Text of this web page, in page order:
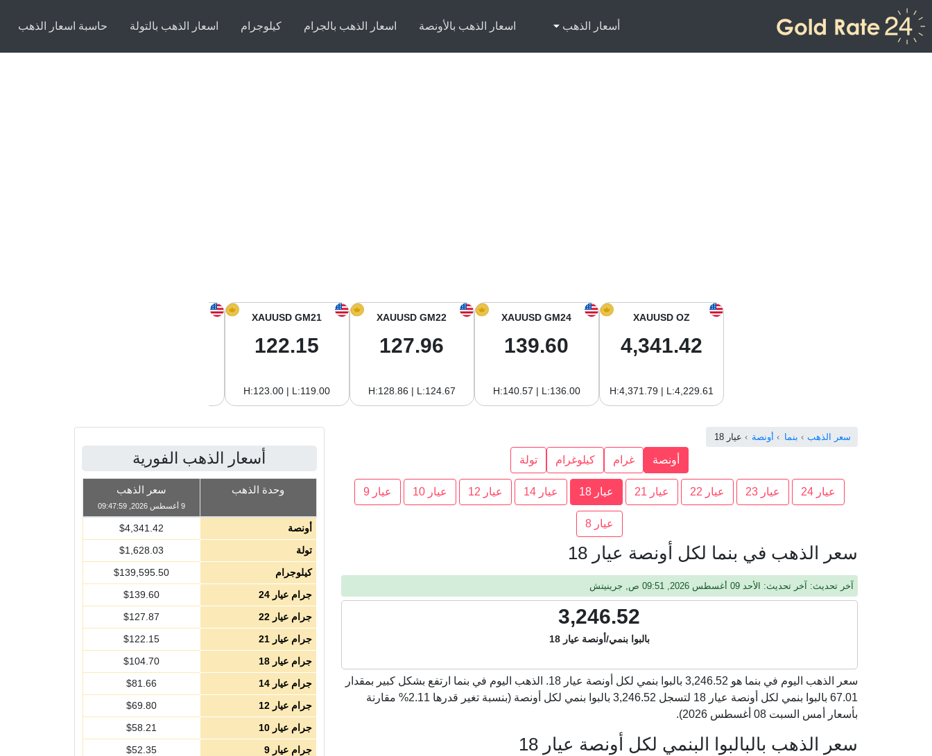
أسعار الذهب اسعار الذهب بالأونصة اسعار الذهب بالجرام كيلوجرام اسعار الذهب بالتولة حاسبة اسعار الذهب
XAUUSD OZ
4,341.42
H:4,371.79 | L:4,229.61
XAUUSD GM24
139.60
H:140.57 | L:136.00
XAUUSD GM22
127.96
H:128.86 | L:124.67
XAUUSD GM21
122.15
H:123.00 | L:119.00
سعر الذهب بنما أونصة عيار 18
أونصة غرام كيلوغرام تولة
عيار 24 عيار 23 عيار 22 عيار 21 عيار 18 عيار 14 عيار 12 عيار 10 عيار 9
عيار 8
سعر الذهب في بنما لكل أونصة عيار 18
آخر تحديث: آخر تحديث: الأحد 09 أغسطس 2026, 09:51 ص, جرينيتش
3,246.52
بالبوا بنمي/أونصة عيار 18
سعر الذهب اليوم في بنما هو 3,246.52
بالبوا بنمي لكل أونصة عيار 18. الذهب اليوم في بنما ارتفع بشكل كبير بمقدار
67.01 بالبوا بنمي لكل أونصة عيار 18 لتسجل 3,246.52 بالبوا بنمي لكل أونصة (بنسبة تغير قدرها 2.11% مقارنة
بأسعار أمس السبت 08 أغسطس 2026).
سعر الذهب بالبالبوا البنمي لكل أونصة عيار 18
أسعار الذهب الفورية
وحدة الذهب سعر الذهب
9 أغسطس 2026, 09:47:59
أونصة $4,341.42
تولة
$1,628.03
كيلوجرام
$139,595.50
جرام عيار 24
$139.60
جرام عيار 22
$127.87
جرام عيار 21
$122.15
جرام عيار 18
$104.70
جرام عيار 14
$81.66
جرام عيار 12
$69.80
جرام عيار 10
$58.21
جرام عيار 9
$52.35